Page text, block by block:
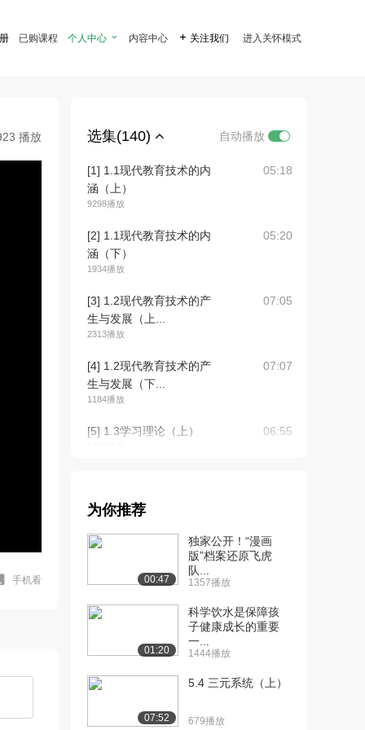
已购课程 个人中心  内容中心  关注我们 进入关怀模式
播放
手机看
选集(140) 自动播放
[1] 1.1现代教育技术的内
涵（上）
9298播放
05:18
[2] 1.1现代教育技术的内
涵（下）
1934播放
05:20
[3] 1.2现代教育技术的产
生与发展（上...
2313播放
07:05
[4] 1.2现代教育技术的产
生与发展（下...
1184播放
07:07
[5] 1.3学习理论（上） 06:55
2020播放
[8] 1.4教学理论（下）
1758播放
[9] 1.5传播理论 08:59
（上）
为你推荐
00:47
独家公开！“漫画
版”档案还原飞虎
队...
1357播放
01:20
科学饮水是保障孩
子健康成长的重要
一...
1444播放
07:52
5.4 三元系统（上）
679播放